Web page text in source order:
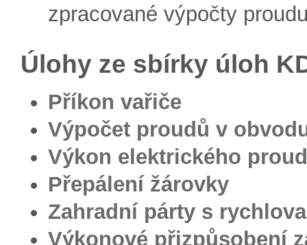
zpracované výpočty
Úlohy ze sbírky úloh
Příkon vařiče
Výpočet proudů v
Výkon elektrického
Přepálení žárovky
Zahradní párty s
Výkonové přizpůsobení